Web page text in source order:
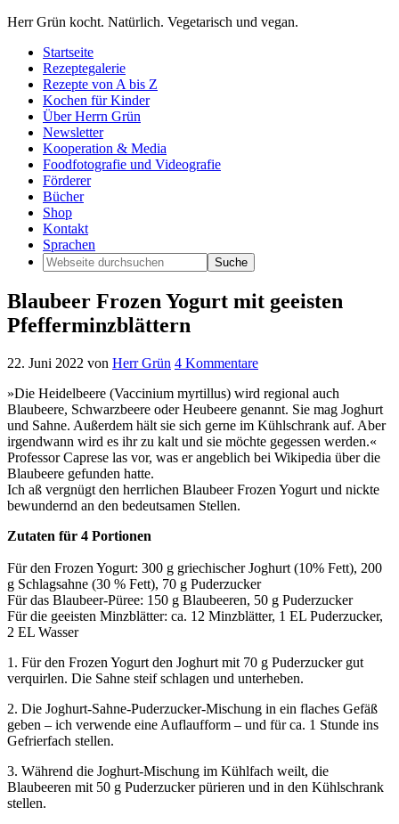
Herr Grün kocht. Natürlich. Vegetarisch und vegan.
Startseite
Rezeptegalerie
Rezepte von A bis Z
Kochen für Kinder
Über Herrn Grün
Newsletter
Kooperation & Media
Foodfotografie und Videografie
Förderer
Bücher
Shop
Kontakt
Sprachen
Blaubeer Frozen Yogurt mit geeisten
Pfefferminzblättern
22. Juni 2022 von Herr Grün 4 Kommentare
»Die Heidelbeere (Vaccinium myrtillus) wird regional auch
Blaubeere, Schwarzbeere oder Heubeere genannt. Sie mag Joghurt
und Sahne. Außerdem hält sie sich gerne im Kühlschrank auf. Aber
irgendwann wird es ihr zu kalt und sie möchte gegessen werden.«
Professor Caprese las vor, was er angeblich bei Wikipedia über die
Blaubeere gefunden hatte.
Ich aß vergnügt den herrlichen Blaubeer Frozen Yogurt und nickte
bewundernd an den bedeutsamen Stellen.
Zutaten für 4 Portionen
Für den Frozen Yogurt: 300 g griechischer Joghurt (10% Fett), 200
g Schlagsahne (30 % Fett), 70 g Puderzucker
Für das Blaubeer-Püree: 150 g Blaubeeren, 50 g Puderzucker
Für die geeisten Minzblätter: ca. 12 Minzblätter, 1 EL Puderzucker,
2 EL Wasser
1. Für den Frozen Yogurt den Joghurt mit 70 g Puderzucker gut
verquirlen. Die Sahne steif schlagen und unterheben.
2. Die Joghurt-Sahne-Puderzucker-Mischung in ein flaches Gefäß
geben – ich verwende eine Auflaufform – und für ca. 1 Stunde ins
Gefrierfach stellen.
3. Während die Joghurt-Mischung im Kühlfach weilt, die
Blaubeeren mit 50 g Puderzucker pürieren und in den Kühlschrank
stellen.